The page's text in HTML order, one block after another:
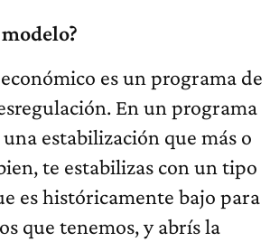
es un programa de
En un programa
estabilización que más o
te estabilizas con un tipo
es históricamente bajo para
que tenemos, y abrís la